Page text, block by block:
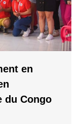
en
du Congo